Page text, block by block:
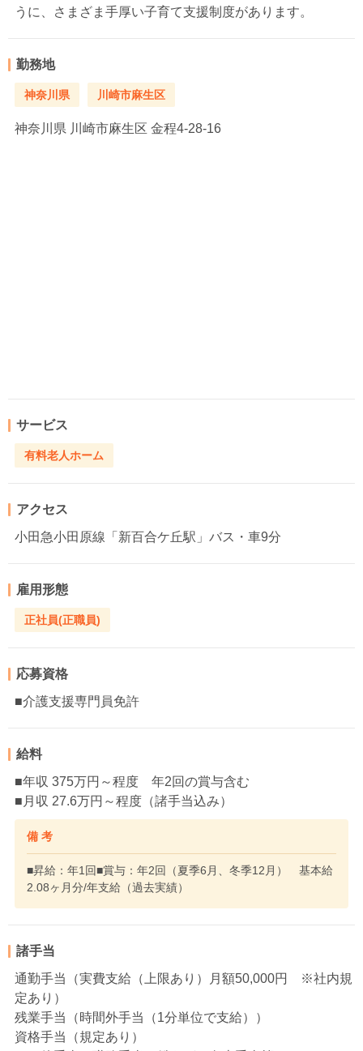
うに、さまざま手厚い子育て支援制度があります。
勤務地
神奈川県 川崎市麻生区
神奈川県 川崎市麻生区 金程4-28-16
サービス
有料老人ホーム
アクセス
小田急小田原線「新百合ケ丘駅」バス・車9分
雇用形態
正社員(正職員)
応募資格
■介護支援専門員免許
給料
■年収 375万円～程度 年2回の賞与含む
■月収 27.6万円～程度（諸手当込み）
備 考
■昇給：年1回■賞与：年2回（夏季6月、冬季12月） 基本給
2.08ヶ月分/年支給（過去実績）
諸手当
通勤手当（実費支給（上限あり）月額50,000円 ※社内規
定あり）
残業手当（時間外手当（1分単位で支給））
資格手当（規定あり）